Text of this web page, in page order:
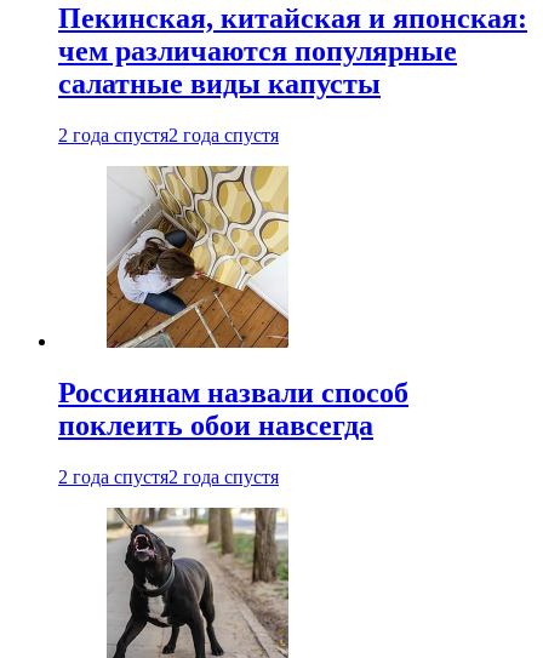
Пекинская, китайская и японская:
чем различаются популярные
салатные виды капусты
2 года спустя2 года спустя
Россиянам назвали способ
поклеить обои навсегда
2 года спустя2 года спустя